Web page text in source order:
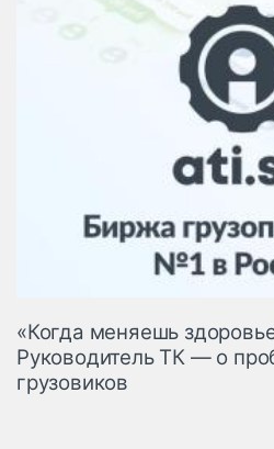
«Когда меняешь
Руководитель ТК — о
грузовиков